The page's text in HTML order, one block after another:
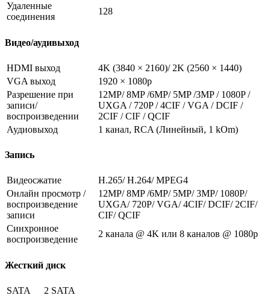
Удаленные
соединения
128
Видео/аудивыход
HDMI выход
4K (3840 × 2160)/ 2K (2560 × 1440)
VGA выход
1920 × 1080p
Разрешение при
записи/
воспроизведении
12MP/ 8MP /6MP/ 5MP /3MP / 1080P /
UXGA / 720P / 4CIF / VGA / DCIF /
2CIF / CIF / QCIF
Аудиовыход
1 канал, RCA (Линейный, 1 kOm)
Запись
Видеосжатие
H.265/ H.264/ MPEG4
Онлайн просмотр /
воспроизведение
записи
12MP/ 8MP /6MP/ 5MP/ 3MP/ 1080P/
UXGA/ 720P/ VGA/ 4CIF/ DCIF/ 2CIF/
CIF/ QCIF
Синхронное
воспроизведение
2 канала @ 4K или 8 каналов @ 1080p
Жесткий диск
SATA
2 SATA